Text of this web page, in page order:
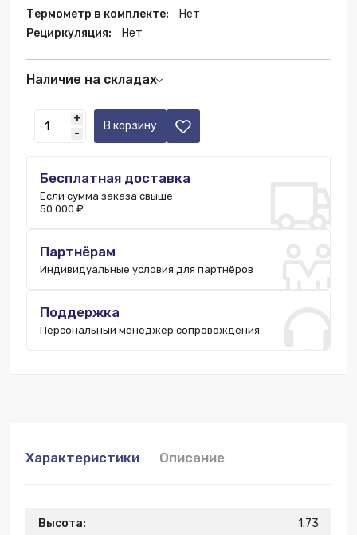
Термометр в комплекте:
Нет
Рециркуляция:
Нет
Наличие на складах
+
-
В корзину
Бесплатная доставка
Если сумма заказа свыше
50 000 ₽
Партнёрам
Индивидуальные условия для партнёров
Поддержка
Персональный менеджер сопровождения
Характеристики Описание
Высота: 1.73